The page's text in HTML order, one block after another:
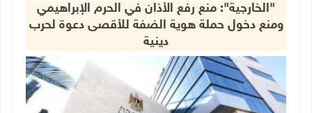
"الخارجية": منع رفع الأذان في الحرم الإبراهيمي
ومنع دخول حملة هوية الضفة للأقصى دعوة لحرب
دينية